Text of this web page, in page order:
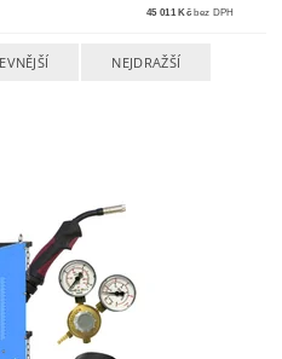
45 011 Kč bez DPH
NEJDRAŽŠÍ